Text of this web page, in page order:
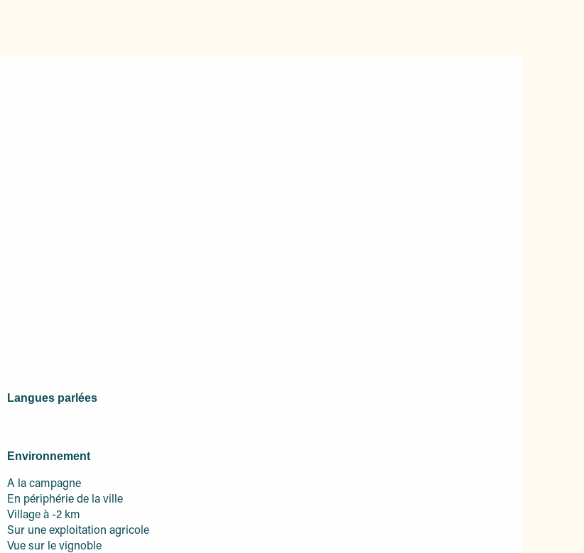
Langues parlées
Langues parlées
Environnement
Environnement
A la campagne
En périphérie de la ville
Village à -2 km
Sur une exploitation agricole
Vue sur le vignoble